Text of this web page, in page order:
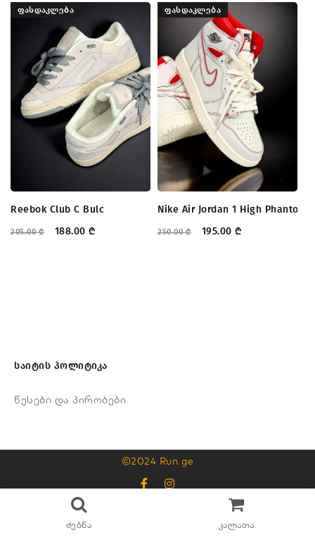
ᲤᲐᲡᲓᲐᲙᲚᲔᲑᲐ
Reebok Club C Bulc
205.00₾ 188.00 ₾
ᲤᲐᲡᲓᲐᲙᲚᲔᲑᲐ
Nike Air Jordan 1 High Phantom
250.00₾ 195.00 ₾
საიტის პოლიტიკა
წესები და პირობები
©2024 Run.ge
ძებნა კალათა